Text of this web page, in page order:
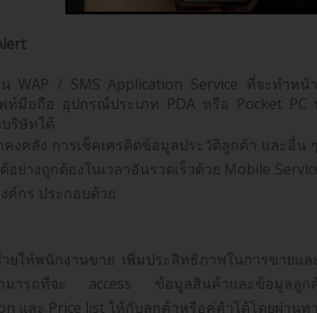
WAP / SMS Application Service ที่จะทำหน้
ท์มือถือ อุปกรณ์ประเภท PDA หรือ Pocket PC
ริษัทได้
คงคลัง การเช็คเครดิตข้อมูลประวัติลูกค้า และอื่
อย่างถูกต้องในเวลาอันรวดเร็วด้วย Mobile
ค์กร ประกอบด้วย
ยให้พนักงานขาย เพิ่มประสิทธิภาพในการขายแ
มารถที่จะ access ข้อมูลสินค้าและข้อมูลลูกค้
และ Price list ให้กับลูกค้าหรือคู่ค้าได้โดยผ่าน